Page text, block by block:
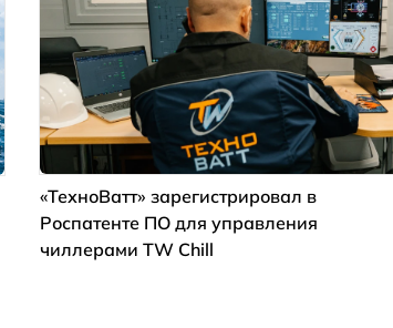
«ТехноВатт» зарегистрировал в
Роспатенте ПО для управления
чиллерами TW Chill